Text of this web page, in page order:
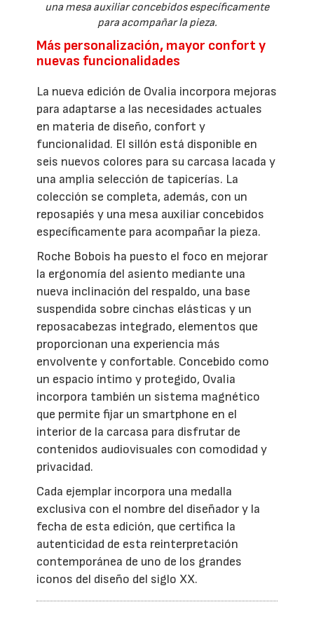
una mesa auxiliar concebidos específicamente
para acompañar la pieza.
Más personalización, mayor confort y
nuevas funcionalidades
La nueva edición de Ovalia incorpora mejoras
para adaptarse a las necesidades actuales
en materia de diseño, confort y
funcionalidad. El sillón está disponible en
seis nuevos colores para su carcasa lacada y
una amplia selección de tapicerías. La
colección se completa, además, con un
reposapiés y una mesa auxiliar concebidos
específicamente para acompañar la pieza.
Roche Bobois ha puesto el foco en mejorar
la ergonomía del asiento mediante una
nueva inclinación del respaldo, una base
suspendida sobre cinchas elásticas y un
reposacabezas integrado, elementos que
proporcionan una experiencia más
envolvente y confortable. Concebido como
un espacio íntimo y protegido, Ovalia
incorpora también un sistema magnético
que permite fijar un smartphone en el
interior de la carcasa para disfrutar de
contenidos audiovisuales con comodidad y
privacidad.
Cada ejemplar incorpora una medalla
exclusiva con el nombre del diseñador y la
fecha de esta edición, que certifica la
autenticidad de esta reinterpretación
contemporánea de uno de los grandes
iconos del diseño del siglo XX.